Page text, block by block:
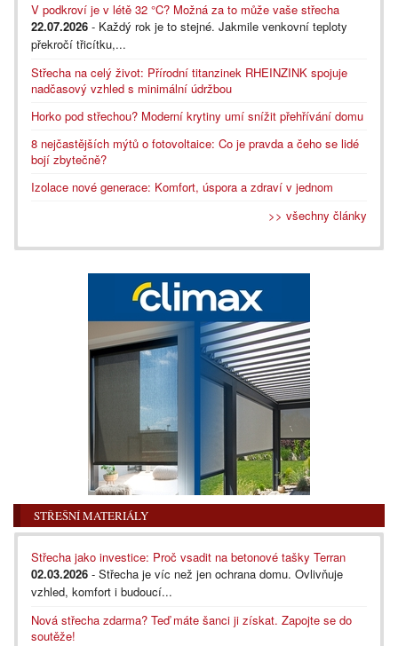
V podkroví je v létě 32 °C? Možná za to může vaše střecha
22.07.2026 - Každý rok je to stejné. Jakmile venkovní teploty
překročí třicítku,...
Střecha na celý život: Přírodní titanzinek RHEINZINK spojuje
nadčasový vzhled s minimální údržbou
Horko pod střechou? Moderní krytiny umí snížit přehřívání domu
8 nejčastějších mýtů o fotovoltaice: Co je pravda a čeho se lidé
bojí zbytečně?
Izolace nové generace: Komfort, úspora a zdraví v jednom
>> všechny články
STŘEŠNÍ MATERIÁLY
Střecha jako investice: Proč vsadit na betonové tašky Terran
02.03.2026 - Střecha je víc než jen ochrana domu. Ovlivňuje
vzhled, komfort i budoucí...
Nová střecha zdarma? Teď máte šanci ji získat. Zapojte se do
soutěže!